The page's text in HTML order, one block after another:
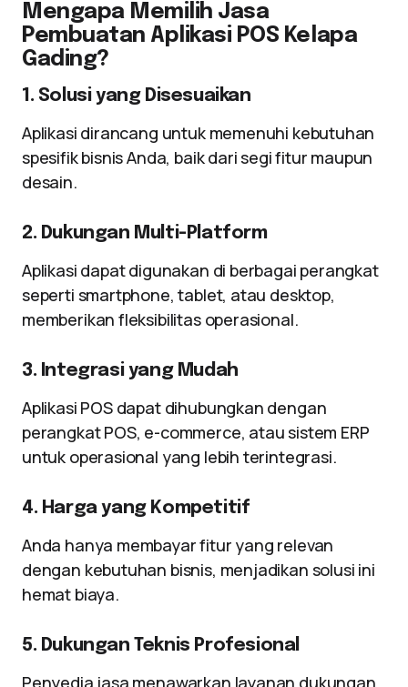
Mengapa Memilih Jasa
Pembuatan Aplikasi POS Kelapa
Gading?
1. Solusi yang Disesuaikan
Aplikasi dirancang untuk memenuhi kebutuhan
spesifik bisnis Anda, baik dari segi fitur maupun
desain.
2. Dukungan Multi-Platform
Aplikasi dapat digunakan di berbagai perangkat
seperti smartphone, tablet, atau desktop,
memberikan fleksibilitas operasional.
3. Integrasi yang Mudah
Aplikasi POS dapat dihubungkan dengan
perangkat POS, e-commerce, atau sistem ERP
untuk operasional yang lebih terintegrasi.
4. Harga yang Kompetitif
Anda hanya membayar fitur yang relevan
dengan kebutuhan bisnis, menjadikan solusi ini
hemat biaya.
5. Dukungan Teknis Profesional
Penyedia jasa menawarkan layanan dukungan